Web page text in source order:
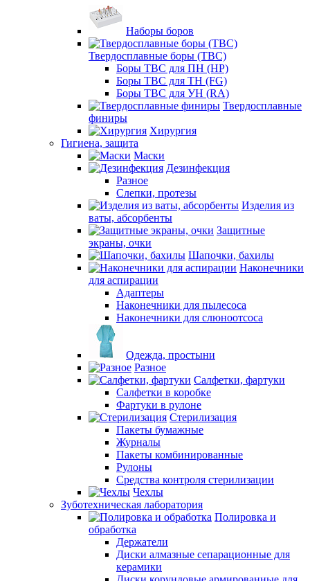
Наборы боров
Твердосплавные боры (ТВС)
Боры ТВС для ПН (HP)
Боры ТВС для ТН (FG)
Боры ТВС для УН (RA)
Твердосплавные
финиры
Хирургия
Гигиена, защита
Маски
Дезинфекция
Разное
Слепки, протезы
Изделия из
ваты, абсорбенты
Защитные
экраны, очки
Шапочки, бахилы
Наконечники
для аспирации
Адаптеры
Наконечники для пылесоса
Наконечники для слюноотсоса
Одежда, простыни
Разное
Салфетки, фартуки
Салфетки в коробке
Фартуки в рулоне
Стерилизация
Пакеты бумажные
Журналы
Пакеты комбинированные
Рулоны
Средства контроля стерилизации
Чехлы
Зуботехническая лаборатория
Полировка и
обработка
Держатели
Диски алмазные сепарационные для
керамики